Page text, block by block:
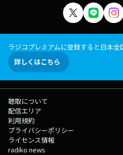
ラジコプレミアムに登録すると日本
詳しくはこちら
聴取について
配信エリア
利用規約
プライバシーポリシー
ライセンス情報
radiko news